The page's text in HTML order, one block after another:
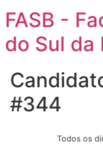
FASB -
do Sul da
#344
Todos os